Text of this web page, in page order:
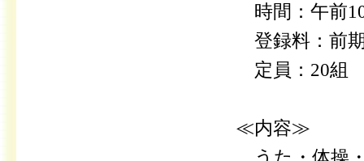
時間：午前
登録料：前
定員：20組
≪内容≫